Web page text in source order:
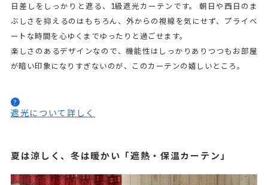
日差しをしっかりと遮る、1級遮光カーテンです。 朝日や西日のま
ぶしさを抑えるのはもちろん、外からの視線を気にせず、プライベ
ートな時間を心ゆくまでゆったりと過ごせます。
楽しさのあるデザインなので、機能性はしっかりありつつもお部屋
が暗い印象になりすぎないのが、このカーテンの嬉しいところ。
?
遮光について詳しく
夏は涼しく、冬は暖かい「遮熱・保温カーテン」